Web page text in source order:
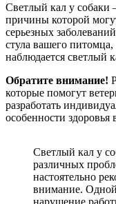
Светлый кал у собаки
причины которой
серьезных
стула вашего
наблюдается светлый
Обратите внимание!
которые помогут
разработать
особенности здоровья
Светлый кал у
различных
настоятельно
внимание.
нарушение